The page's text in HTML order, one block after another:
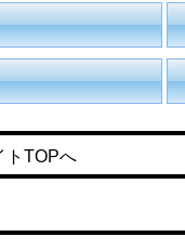
トTOPへ